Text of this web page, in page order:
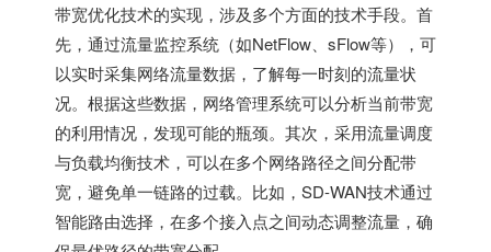
带宽优化技术的实现，涉及多个方面的技术手段。首
先，通过流量监控系统（如NetFlow、sFlow等），可
以实时采集网络流量数据，了解每一时刻的流量状
况。根据这些数据，网络管理系统可以分析当前带宽
的利用情况，发现可能的瓶颈。其次，采用流量调度
与负载均衡技术，可以在多个网络路径之间分配带
宽，避免单一链路的过载。比如，SD-WAN技术通过
智能路由选择，在多个接入点之间动态调整流量，确